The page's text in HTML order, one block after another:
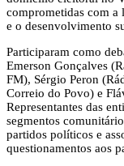
comprometidas com
e o desenvolvimento
Participaram como
Emerson Gonçalves
FM), Sérgio Peron
Correio do Povo) e
Representantes das
segmentos
partidos políticos e
questionamentos aos